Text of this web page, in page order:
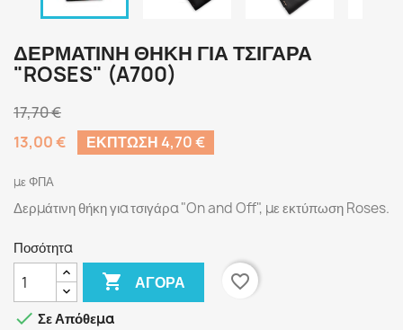
ΔΕΡΜΆΤΙΝΗ ΘΉΚΗ ΓΙΑ ΤΣΙΓΆΡΑ
"ROSES" (A700)
17,70 €
13,00 €
ΈΚΠΤΩΣΗ 4,70 €
με ΦΠΑ
Δερμάτινη θήκη για τσιγάρα "On and Off", με εκτύπωση Roses.
Ποσότητα
 ΑΓΟΡΆ
favorite_border
 Σε Απόθεμα